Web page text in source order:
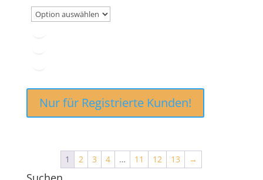
Nur für Registrierte Kunden!
1 2 3 4 … 11 12 13 →